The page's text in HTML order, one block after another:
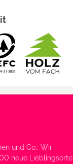
und Co.: Wir
neue Lieblingsorte